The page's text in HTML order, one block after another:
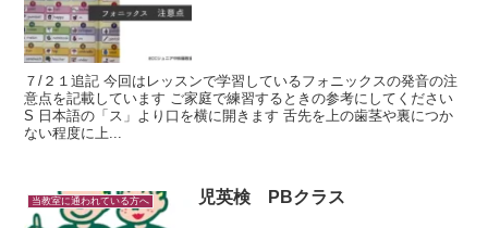
７/２１追記 今回はレッスンで学習しているフォニックスの発音の注
意点を記載しています ご家庭で練習するときの参考にしてください
S 日本語の「ス」より口を横に開きます 舌先を上の歯茎や裏につか
ない程度に上...
当教室に通われている方へ 児英検 PBクラス